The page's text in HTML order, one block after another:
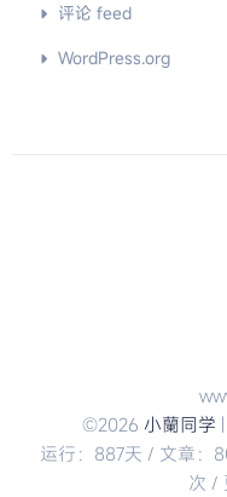
评论 feed
WordPress.org
©2026 小蘭同学
运行：887天 / 文章：
次 /